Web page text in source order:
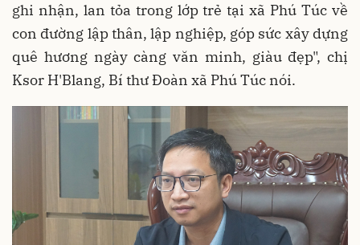
ghi nhận, lan tỏa trong lớp trẻ tại xã Phú Túc về
con đường lập thân, lập nghiệp, góp sức xây dựng
quê hương ngày càng văn minh, giàu đẹp", chị
Ksor H'Blang, Bí thư Đoàn xã Phú Túc nói.